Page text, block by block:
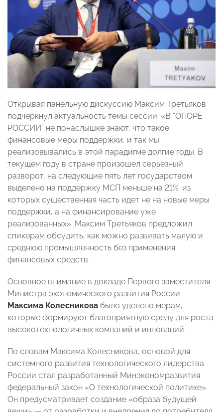
Открывая панельную дискуссию Максим Третьяков
подчеркнул актуальность темы сессии: «В “ОПОРЕ
РОССИИ” не понаслышке знают, что такое
финансовые меры поддержки, и так мы
реализовывались в этой парадигме долгие годы. В
текущем году в стране произошел серьезный
разворот, на следующие пять лет государством
выделено на поддержку МСП меньше на 21%, из
которых существенная часть идет не на новые меры
поддержки, а на финансирование уже
реализованных». Максим Третьяков предложил
спикерам обсудить, как можно развивать малую и
среднюю промышленность без применения
финансовых средств.
Основное внимание в докладе Первого заместителя
Министра экономического развития России
Максима Колесникова было уделено мерам,
которые формируют благоприятную среду для роста
высокотехнологичных компаний и инноваций.
По словам Максима Колесникова, основой для
системного развития технологического лидерства
России стал разработанный Минэкономразвития
федеральный закон «О технологической политике».
Он предусматривает создание «образа будущей